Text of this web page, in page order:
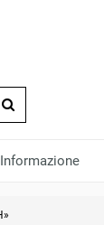
Informazione